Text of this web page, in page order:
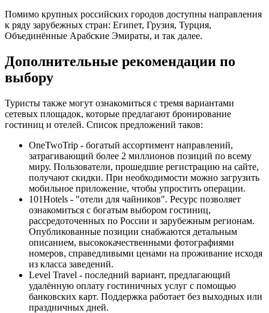
Помимо крупных российских городов доступны направления
к ряду зарубежных стран: Египет, Грузия, Турция,
Объединённые Арабские Эмираты, и так далее.
Дополнительные рекомендации по
выбору
Туристы также могут ознакомиться с тремя вариантами
сетевых площадок, которые предлагают бронирование
гостиниц и отелей. Список предложений таков:
OneTwoTrip - богатый ассортимент направлений,
затрагивающий более 2 миллионов позиций по всему
миру. Пользователи, прошедшие регистрацию на сайте,
получают скидки. При необходимости можно загрузить
мобильное приложение, чтобы упростить операции.
101Hotels - "отели для чайников". Ресурс позволяет
ознакомиться с богатым выбором гостиниц,
рассредоточенных по России и зарубежным регионам.
Опубликованные позиции снабжаются детальным
описанием, высококачественными фотографиями
номеров, справедливыми ценами на проживание исходя
из класса заведений.
Level Travel - последний вариант, предлагающий
удалённую оплату гостиничных услуг с помощью
банковских карт. Поддержка работает без выходных или
праздничных дней.